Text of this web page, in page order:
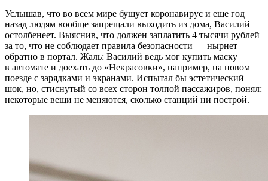
Услышав, что во всем мире бушует коронавирус и еще год
назад людям вообще запрещали выходить из дома, Василий
остолбенеет. Выяснив, что должен заплатить 4 тысячи рублей
за то, что не соблюдает правила безопасности — нырнет
обратно в портал. Жаль: Василий ведь мог купить маску
в автомате и доехать до «Некрасовки», например, на новом
поезде с зарядками и экранами. Испытал бы эстетический
шок, но, стиснутый со всех сторон толпой пассажиров, понял:
некоторые вещи не меняются, сколько станций ни построй.